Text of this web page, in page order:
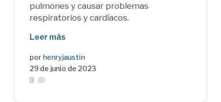
pulmones y causar problemas
respiratorios y cardíacos.
Leer más
por henryjaustin
29 de junio de 2023
0